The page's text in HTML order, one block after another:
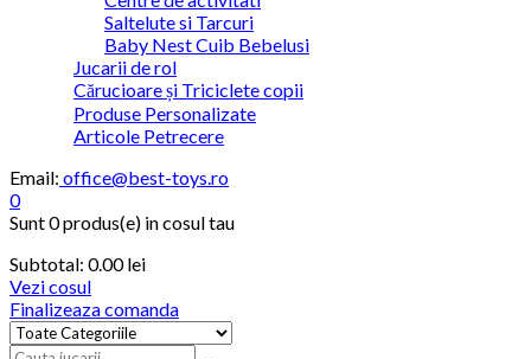
Saltelute si Tarcuri
Baby Nest Cuib Bebelusi
Jucarii de rol
Cărucioare și Triciclete copii
Produse Personalizate
Articole Petrecere
Email: office@best-toys.ro
0
Sunt0 produs(e) in cosul tau
Subtotal: 0.00 lei
Vezi cosul
Finalizeaza comanda